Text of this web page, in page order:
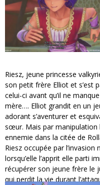
Riesz, jeune princesse
son petit frère Elliot et s’est
celui-ci avant qu’il ne
mère…. Elliot grandit en un
adorant s’aventurer et
sœur. Mais par manipulation
ennemie dans la citée de
Riesz occupée par
lorsqu’elle l’apprit elle parti
récupérer son jeune frère le
qui perdit la vie durant